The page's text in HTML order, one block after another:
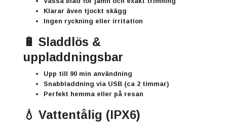
Klarar även tjockt skägg
Ingen ryckning eller irritation
🔋 Sladdlös &
uppladdningsbar
Upp till 90 min användning
Snabbladdning via USB (ca 2 timmar)
Perfekt hemma eller på resan
💧 Vattentålig (IPX6)